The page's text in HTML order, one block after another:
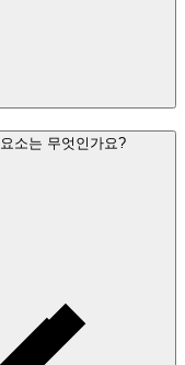
소는 무엇인가요?